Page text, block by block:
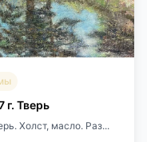
г. Тверь
Холст, масло. Раз...